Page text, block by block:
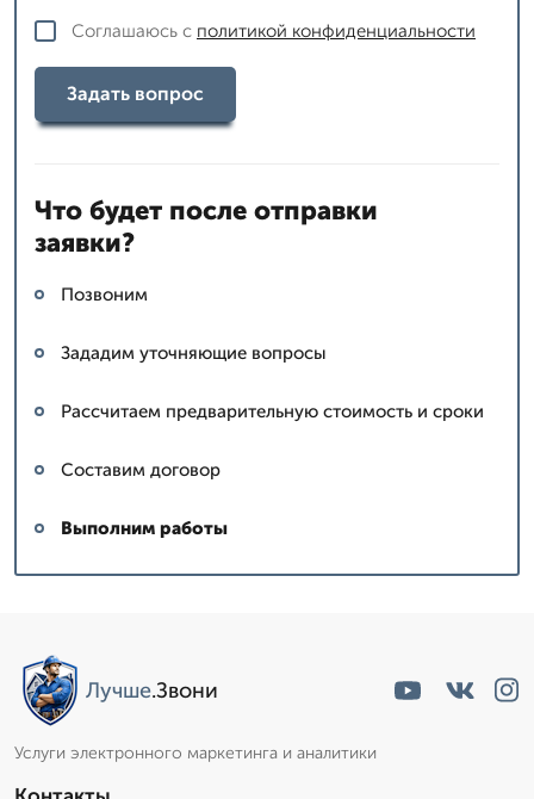
Соглашаюсь с политикой конфиденциальности
Задать вопрос
Что будет после отправки
заявки?
Позвоним
Зададим уточняющие вопросы
Рассчитаем предварительную стоимость и сроки
Составим договор
Выполним работы
Лучше.Звони
Услуги электронного маркетинга и аналитики